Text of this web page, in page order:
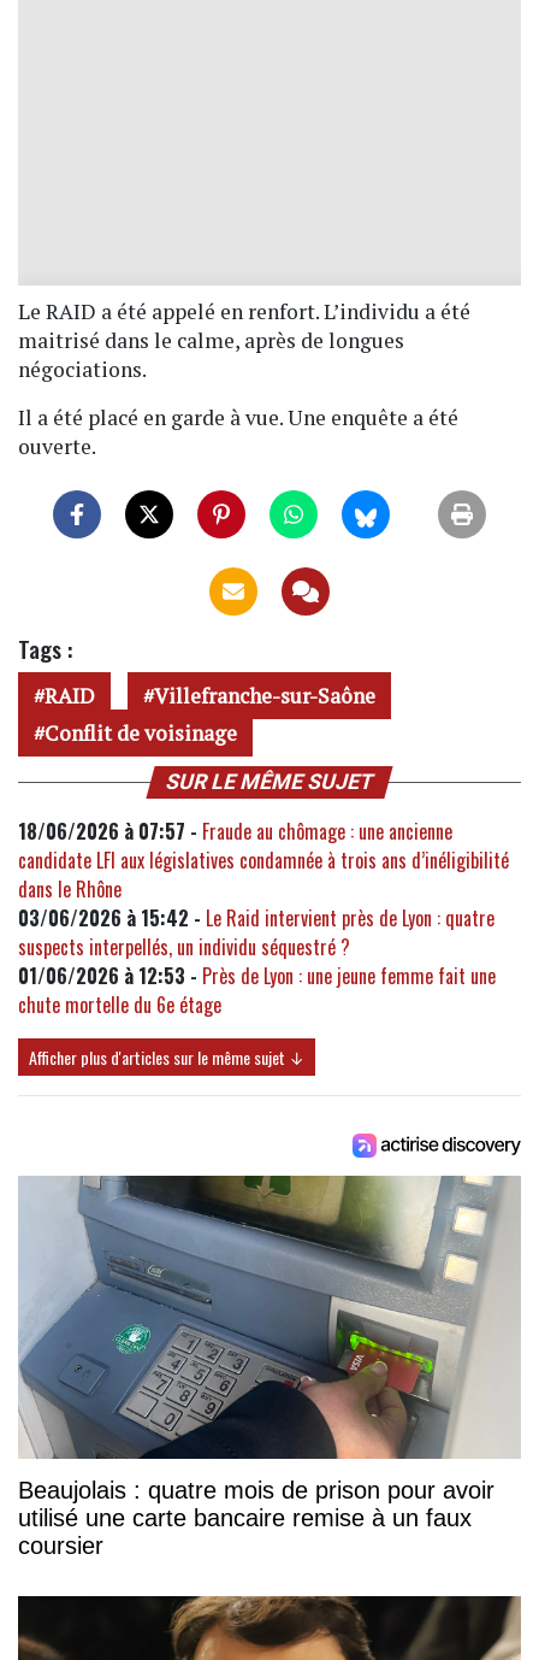
Le RAID a été appelé en renfort. L’individu a été
maitrisé dans le calme, après de longues
négociations.
Il a été placé en garde à vue. Une enquête a été
ouverte.
Tags :
RAID
Villefranche-sur-Saône
Conflit de voisinage
SUR LE MÊME SUJET
18/06/2026 à 07:57 - Fraude au chômage : une ancienne
candidate LFI aux législatives condamnée à trois ans d’inéligibilité
dans le Rhône
03/06/2026 à 15:42 - Le Raid intervient près de Lyon : quatre
suspects interpellés, un individu séquestré ?
01/06/2026 à 12:53 - Près de Lyon : une jeune femme fait une
chute mortelle du 6e étage
Afficher plus d'articles sur le même sujet ↓
Beaujolais : quatre mois de prison pour avoir
utilisé une carte bancaire remise à un faux
coursier